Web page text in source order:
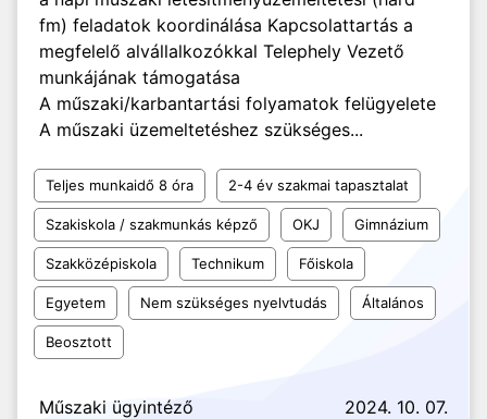
fm) feladatok koordinálása Kapcsolattartás a
megfelelő alvállalkozókkal Telephely Vezető
munkájának támogatása
A műszaki/karbantartási folyamatok felügyelete
A műszaki üzemeltetéshez szükséges...
Teljes munkaidő 8 óra 2-4 év szakmai tapasztalat
Szakiskola / szakmunkás képző OKJ Gimnázium
Szakközépiskola Technikum Főiskola
Egyetem Nem szükséges nyelvtudás Általános
Beosztott
Műszaki ügyintéző 2024. 10. 07.